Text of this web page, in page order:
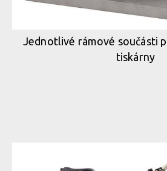
Jednotlivé rámové součásti
tiskárny